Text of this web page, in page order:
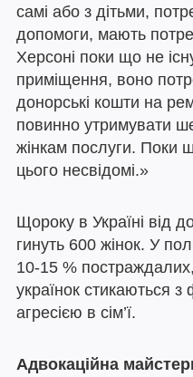
самі або з дітьми,
допомоги, мають
Херсоні поки що не
приміщення, воно
донорські кошти на
повинно утримувати
жінкам послуги. Поки
цього несвідомі.»
Щороку в Україні від
гинуть 600 жінок. У
10-15 %
українок стикаються
агресією в сім’ї.
Адвокаційна